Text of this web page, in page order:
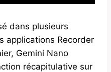
dans plusieurs
applications Recorder
Gemini Nano
récapitulative sur